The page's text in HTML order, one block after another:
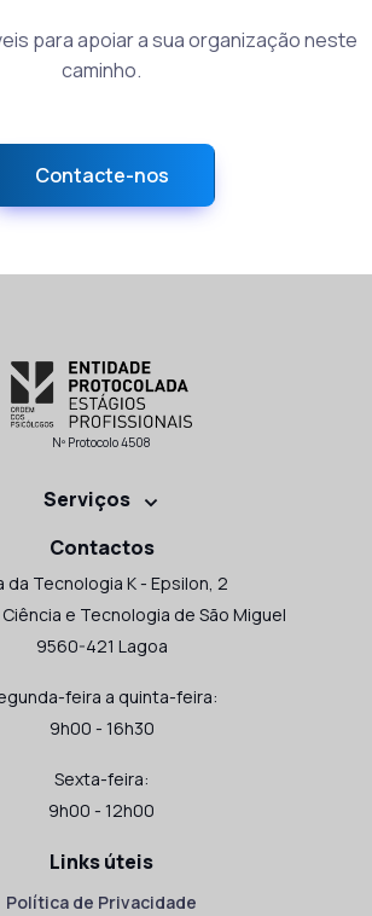
para apoiar a sua organização neste
caminho.
Contacte-nos
Nº Protocolo 4508
Serviços
Contactos
da Tecnologia K - Epsilon, 2
e Tecnologia de São Miguel
9560-421 Lagoa
feira a quinta-feira:
9h00 - 16h30
Sexta-feira:
9h00 - 12h00
Links úteis
Política de Privacidade